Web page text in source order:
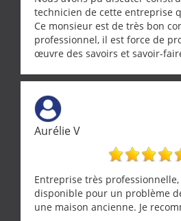
technicien de cette entreprise
Ce monsieur est de très bon
professionnel, il est force de
œuvre des savoirs et savoir-
demande de l écoute et de la
ne se trouve que chez les
Merci a ce monsieur pour sa
Aurélie V
Entreprise très
disponible pour un problème
une maison ancienne. Je